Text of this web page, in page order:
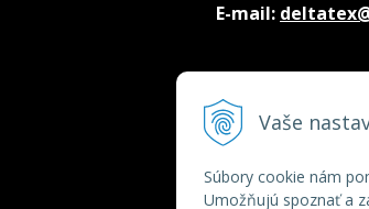
Vaše
Súbory cookie nám
Umožňujú spoznať a
E-mail: